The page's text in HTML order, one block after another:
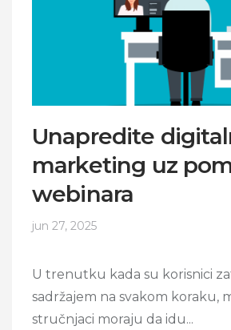
Unapredite
marketing uz
webinara
jun 27, 2025
U trenutku kada su korisnici
sadržajem na svakom koraku,
stručnjaci moraju da idu...